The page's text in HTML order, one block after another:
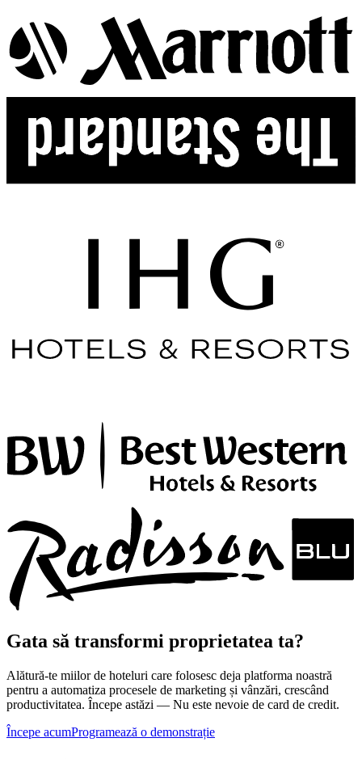
Gata să transformi proprietatea ta?
Alătură-te miilor de hoteluri care folosesc deja platforma noastră
pentru a automatiza procesele de marketing și vânzări, crescând
productivitatea. Începe astăzi — Nu este nevoie de card de credit.
Începe acumProgramează o demonstrație